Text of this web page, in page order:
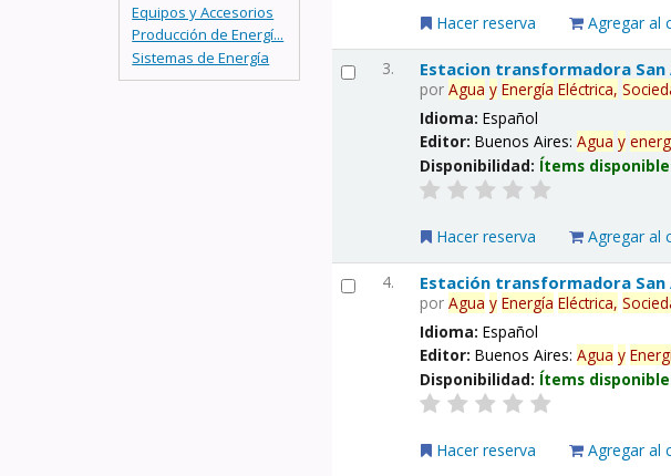
Equipos y Accesorios
Producción de Energí...
Sistemas de Energía
Hacer reserva Agregar al
3. Estacion transformadora
porAgua y Energía Eléctrica,
Idioma:Español
Editor:Buenos Aires:Agua y
Disponibilidad: Ítems
Hacer reserva Agregar al
4. Estación transformadora
porAgua y Energía Eléctrica,
Idioma:Español
Editor:Buenos Aires:Agua y
Disponibilidad: Ítems
Hacer reserva Agregar al